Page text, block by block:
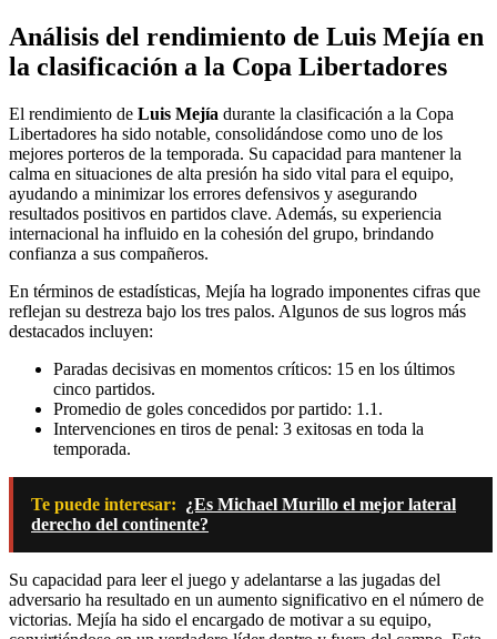
Análisis del rendimiento de Luis Mejía en
la clasificación a la Copa Libertadores
El rendimiento de Luis Mejía durante la clasificación a la Copa
Libertadores ha sido notable, consolidándose como uno de los
mejores porteros de la temporada. Su capacidad para mantener la
calma en situaciones de alta presión ha sido vital para el equipo,
ayudando a minimizar los errores defensivos y asegurando
resultados positivos en partidos clave. Además, su experiencia
internacional ha influido en la cohesión del grupo, brindando
confianza a sus compañeros.
En términos de estadísticas, Mejía ha logrado imponentes cifras que
reflejan su destreza bajo los tres palos. Algunos de sus logros más
destacados incluyen:
Paradas decisivas en momentos críticos: 15 en los últimos
cinco partidos.
Promedio de goles concedidos por partido: 1.1.
Intervenciones en tiros de penal: 3 exitosas en toda la
temporada.
Te puede interesar: ¿Es Michael Murillo el mejor lateral
derecho del continente?
Su capacidad para leer el juego y adelantarse a las jugadas del
adversario ha resultado en un aumento significativo en el número de
victorias. Mejía ha sido el encargado de motivar a su equipo,